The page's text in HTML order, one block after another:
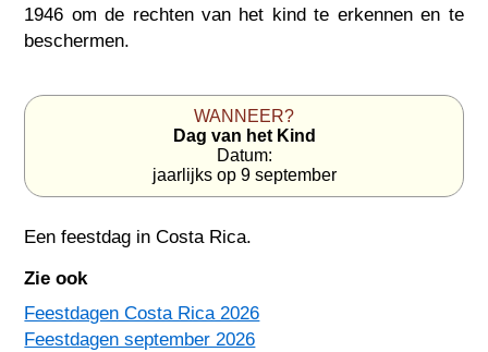
1946 om de rechten van het kind te erkennen en te
beschermen.
WANNEER?
Dag van het Kind
Datum:
jaarlijks op 9 september
Een feestdag inCosta Rica.
Zie ook
Feestdagen Costa Rica 2026
Feestdagen september 2026